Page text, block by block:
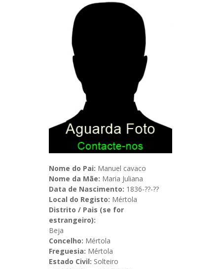
Nome do Pai: Manuel cavaco
Nome da Mãe: Maria Juliana
Data de Nascimento: 1836-??-??
Local do Registo: Mértola
Distrito / Pais (se for
estrangeiro):
Beja
Concelho: Mértola
Freguesia: Mértola
Estado Civil: Solteiro